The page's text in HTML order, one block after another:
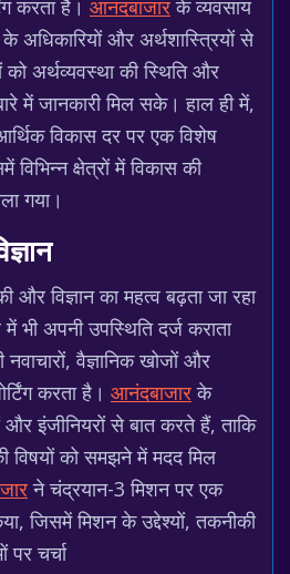
करता है। आनंदबाजारके व्यवसाय
के अधिकारियों और अर्थशास्त्रियों से
अर्थव्यवस्था की स्थिति और
में जानकारी मिल सके। हाल ही में,
विकास दर पर एक विशेष
विभिन्न क्षेत्रों में विकास की
गया।
और विज्ञान का महत्व बढ़ता जा रहा
भी अपनी उपस्थिति दर्ज कराता
वैज्ञानिक खोजों और
करता है। आनंदबाजारके
और इंजीनियरों से बात करते हैं, ताकि
विषयों को समझने में मदद मिल
ने चंद्रयान-3 मिशन पर एक
जिसमें मिशन के उद्देश्यों, तकनीकी
चर्चा